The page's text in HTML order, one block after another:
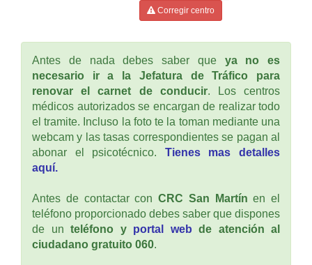
Corregir centro
Antes de nada debes saber que ya no es
necesario ir a la Jefatura de Tráfico para
renovar el carnet de conducir. Los centros
médicos autorizados se encargan de realizar todo
el tramite. Incluso la foto te la toman mediante una
webcam y las tasas correspondientes se pagan al
abonar el psicotécnico. Tienes mas detalles
aquí.
Antes de contactar con CRC San Martín en el
teléfono proporcionado debes saber que dispones
de un teléfono y portal web de atención al
ciudadano gratuito 060.